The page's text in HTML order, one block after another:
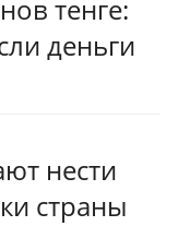
тенге:
деньги
нести
страны